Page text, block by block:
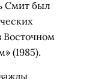
Смит был
Восточном
(1985).